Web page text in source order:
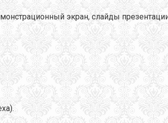
экран, слайды